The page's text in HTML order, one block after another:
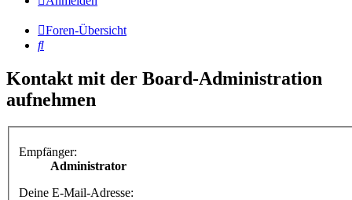
Foren-Übersicht
Suche
Kontakt mit der Board-Administration
aufnehmen
Empfänger:
Administrator
Deine E-Mail-Adresse: